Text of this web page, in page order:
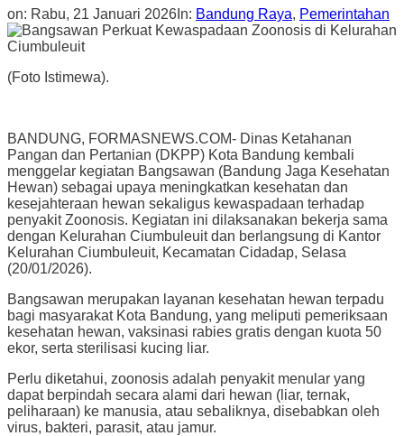
on: Rabu, 21 Januari 2026 In: Bandung Raya, Pemerintahan
(Foto Istimewa).
BANDUNG, FORMASNEWS.COM- Dinas Ketahanan
Pangan dan Pertanian (DKPP) Kota Bandung kembali
menggelar kegiatan Bangsawan (Bandung Jaga Kesehatan
Hewan) sebagai upaya meningkatkan kesehatan dan
kesejahteraan hewan sekaligus kewaspadaan terhadap
penyakit Zoonosis. Kegiatan ini dilaksanakan bekerja sama
dengan Kelurahan Ciumbuleuit dan berlangsung di Kantor
Kelurahan Ciumbuleuit, Kecamatan Cidadap, Selasa
(20/01/2026).
Bangsawan merupakan layanan kesehatan hewan terpadu
bagi masyarakat Kota Bandung, yang meliputi pemeriksaan
kesehatan hewan, vaksinasi rabies gratis dengan kuota 50
ekor, serta sterilisasi kucing liar.
Perlu diketahui, zoonosis adalah penyakit menular yang
dapat berpindah secara alami dari hewan (liar, ternak,
peliharaan) ke manusia, atau sebaliknya, disebabkan oleh
virus, bakteri, parasit, atau jamur.